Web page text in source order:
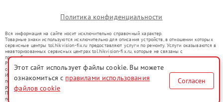
Политика конфиденциальности
Вся информация на сайте носит исключительно справочный характер.
Товарные знаки используются исключительно для описания устройств, в отношении которых
сервисные центры tol.hikvision-fix.ru предоставляют услуги по ремонту. Услуги оказываются в
неавторизованных сервисных центрах tol.hikvision-fix.ru, которые не связаны с
правообладателями товарных знаков или их официальными представителями.
Ремонт осуществляется для устройств, уже введенных в гражданский оборот в соответствии
со статьей 1487 ГК РФ.
Использование товарных знаков не преследует цели индивидуализации услуг или введения
потребителей в заблуждение, а служит для информирования о предоставляемых услугах по
ремонту техники указанных брендов.
Представленная на сайте информация не является публичной офертой, определяемой
положениями Статьи 437(2) Гражданского кодекса РФ
Этот сайт использует файлы cookie. Вы можете
ознакомиться с правилами использования
файлов cookie
Согласен